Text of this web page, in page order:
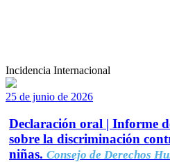
Incidencia Internacional
25 de junio de 2026
Declaración oral | Informe
sobre la discriminación
niñas. Consejo de Derechos